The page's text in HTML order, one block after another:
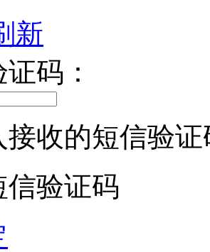
新
码：
接收的短信验证
信验证码